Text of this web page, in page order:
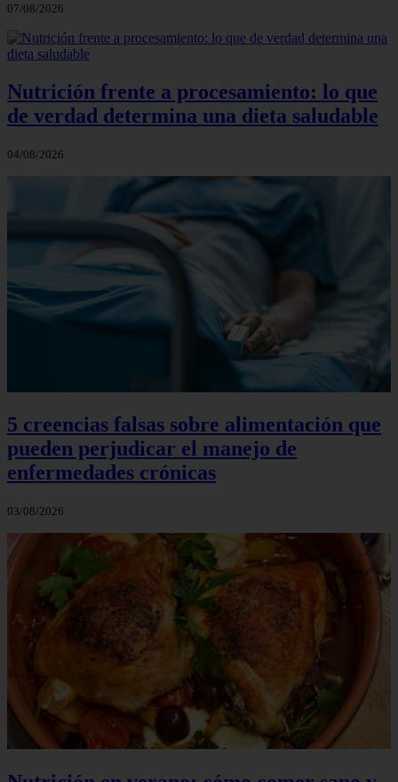
07/08/2026
Nutrición frente a procesamiento: lo que
de verdad determina una dieta saludable
04/08/2026
5 creencias falsas sobre alimentación que
pueden perjudicar el manejo de
enfermedades crónicas
03/08/2026